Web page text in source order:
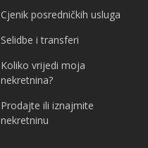
Cjenik posredničkih usluga
Selidbe i transferi
Koliko vrijedi moja
nekretnina?
Prodajte ili iznajmite
nekretninu